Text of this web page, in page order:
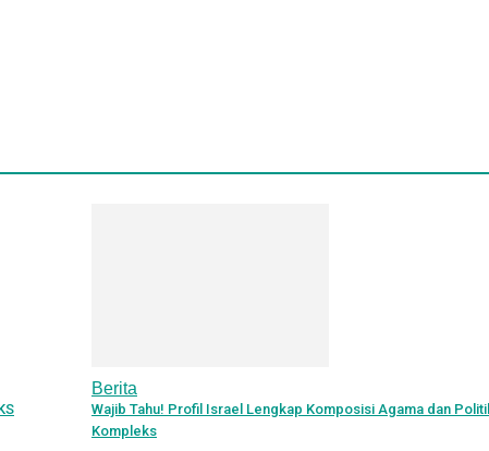
Berita
Wajib Tahu! Profil Israel Lengkap Komposisi Agama dan
Kompleks